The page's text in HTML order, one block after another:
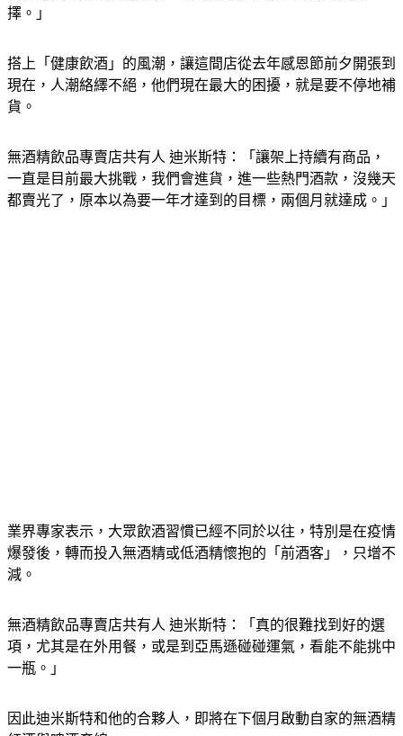
現在，人潮絡繹不絕，他們現在最大的困擾，就是要不停地補
貨。
一直是目前最大挑戰，我們會進貨，進一些熱門酒款，沒幾天
都賣光了，原本以為要一年才達到的目標，兩個月就達成。」
爆發後，轉而投入無酒精或低酒精懷抱的「前酒客」，只增不
減。
項，尤其是在外用餐，或是到亞馬遜碰碰運氣，看能不能挑中
一瓶。」
紅酒與啤酒產線。